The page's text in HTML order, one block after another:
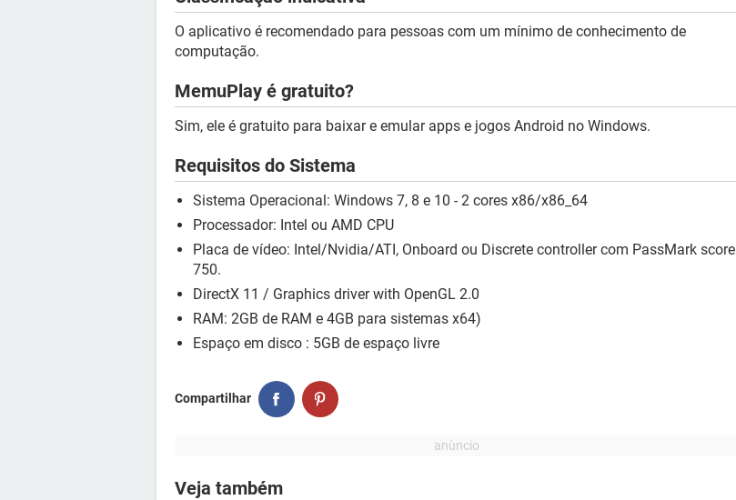
O aplicativo é recomendado para pessoas com um mínimo de conhecimento de
computação.
MemuPlay é gratuito?
Sim, ele é gratuito para baixar e emular apps e jogos Android no Windows.
Requisitos do Sistema
Sistema Operacional: Windows 7, 8 e 10 - 2 cores x86/x86_64
Processador: Intel ou AMD CPU
Placa de vídeo: Intel/Nvidia/ATI, Onboard ou Discrete controller com PassMark score
750.
DirectX 11 / Graphics driver with OpenGL 2.0
RAM: 2GB de RAM e 4GB para sistemas x64)
Espaço em disco : 5GB de espaço livre
Compartilhar
Veja também